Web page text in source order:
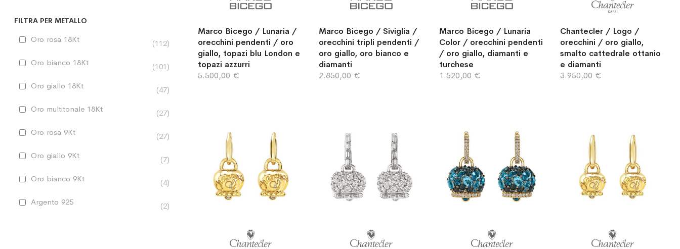
Marco Bicego / Lunaria /
orecchini pendenti / oro
giallo, topazi blu London e
topazi azzurri
5.500,00 €
Marco Bicego / Siviglia /
orecchini tripli pendenti /
oro giallo, oro bianco e
diamanti
2.850,00 €
Marco Bicego / Lunaria
Color / orecchini pendenti
/ oro giallo, diamanti e
turchese
1.520,00 €
Chantecler / Logo /
orecchini / oro giallo,
smalto cattedrale ottanio
e diamanti
3.950,00 €
FILTRA PER METALLO
Oro rosa 18Kt 112
Oro bianco 18Kt 101
Oro giallo 18Kt 47
Oro multitonale 18Kt 27
Oro rosa 9Kt 27
Oro giallo 9Kt 7
Oro bianco 9Kt 4
Argento 925 2